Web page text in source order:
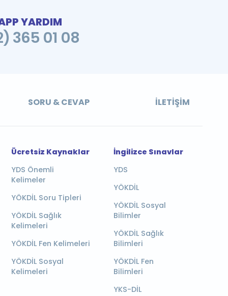
YARDIM
365 01 08
SORU & CEVAP İLETIŞIM
Ücretsiz Kaynaklar
YDS Önemli
Kelimeler
YÖKDİL Soru Tipleri
YÖKDİL Sağlık
Kelimeleri
YÖKDİL Fen Kelimeleri
YÖKDİL Sosyal
Kelimeleri
İngilizce Sınavlar
YDS
YÖKDİL
YÖKDİL Sosyal
Bilimler
YÖKDİL Sağlık
Bilimleri
YÖKDİL Fen
Bilimleri
YKS-DİL